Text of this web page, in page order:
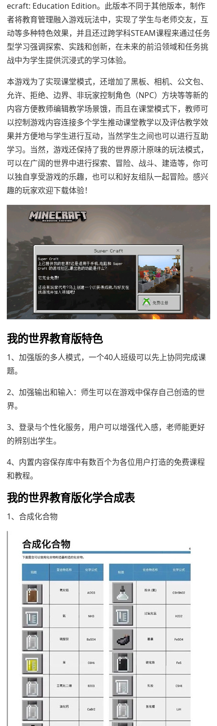
ecraft: Education Edition。此版本不同于其他版本，制作
者将教育管理融入游戏玩法中，实现了学生与老师交友，互
动等多种特色效果，并且还过跨学科STEAM课程来通过任务
型学习强调探索、实践和创新，在未来的前沿领域和任务挑
战中为学生提供沉浸式的学习体验。
本游戏为了实现课堂模式，还增加了黑板、相机、公文包、
允许、拒绝、边界、非玩家控制角色（NPC）方块等等新的
内容方便教师编辑教学场景饿，而且在课堂模式下，教师可
以控制游戏内容连接多个学生推动课堂教学以及评估教学效
果并方便地与学生进行互动，当然学生之间也可以进行互助
学习。当然，游戏还保持了我的世界原汁原味的玩法模式，
可以在广阔的世界中进行探索、冒险、战斗、建造等，你可
以独自享受游戏的乐趣，也可以和好友组队一起冒险。感兴
趣的玩家欢迎下载体验！
我的世界教育版特色
1、加强版的多人模式，一个40人班级可以先上协同完成课
题。
2、加强输出和输入：师生可以在游戏中保存自己创造的世
界。
3、登录与个性化服务，用户可以增强代入感，老师能更好
的辨别出学生。
4、内置内容保存库中有数百个为各位用户打造的免费课程
和教程。
我的世界教育版化学合成表
1、合成化合物